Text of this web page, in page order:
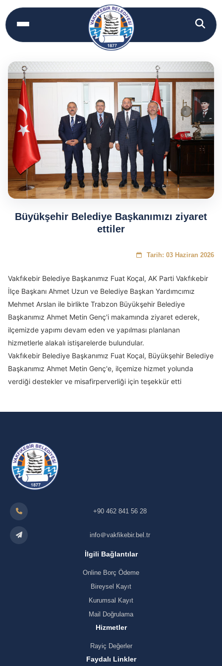
Büyükşehir Belediye Başkanımızı ziyaret
ettiler
Tarih: 03 Haziran 2026
Vakfıkebir Belediye Başkanımız Fuat Koçal, AK Parti Vakfıkebir
İlçe Başkanı Ahmet Uzun ve Belediye Başkan Yardımcımız
Mehmet Arslan ile birlikte Trabzon Büyükşehir Belediye
Başkanımız Ahmet Metin Genç'i makamında ziyaret ederek,
ilçemizde yapımı devam eden ve yapılması planlanan
hizmetlerle alakalı istişarelerde bulundular.
Vakfıkebir Belediye Başkanımız Fuat Koçal, Büyükşehir Belediye
Başkanımız Ahmet Metin Genç'e, ilçemize hizmet yolunda
verdiği destekler ve misafirperverliği için teşekkür etti
+90 462 841 56 28
info＠vakfikebir.bel.tr
İlgili Bağlantılar
Online Borç Ödeme
Bireysel Kayıt
Kurumsal Kayıt
Mail Doğrulama
Hizmetler
Rayiç Değerler
Faydalı Linkler